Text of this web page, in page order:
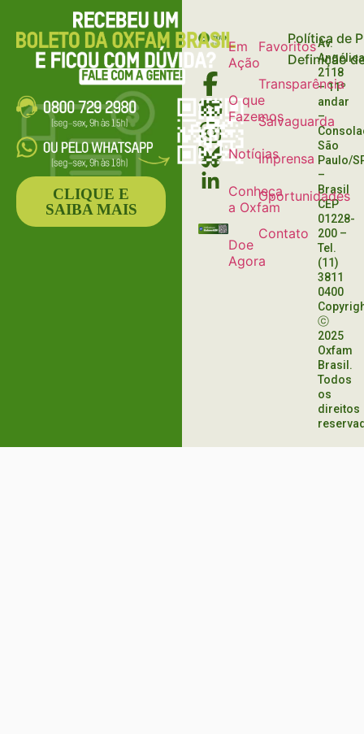
HUMANOS
Em
Ação
O que
Fazemos
Notícias
Conheça
a Oxfam
Doe
Agora
Favoritos
Transparência
Salvaguarda
Imprensa
Oportunidades
Contato
Política de
Definição
Av.
2118
– 11º
andar
–
São
Paulo/
–
Brasil
CEP
01228-
200 –
Tel.
(11)
3811
0400
ⓒ
2025
Oxfam
Brasil.
Todos
os
direitos
CLIQUE E
SAIBA MAIS